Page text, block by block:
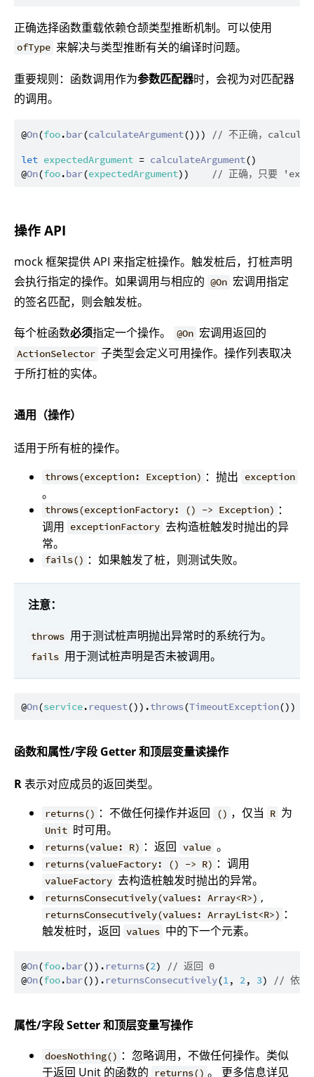
正确选择函数重载依赖仓颉类型推断机制。可以使用
ofType 来解决与类型推断有关的编译时问题。
重要规则：函数调用作为参数匹配器时，会视为对匹配器
的调用。
@On(foo.bar(calculateArgument()))
// 不正确，
let expectedArgument = calculateArgument()
@On(foo.bar(expectedArgument)) // 正确，只要
操作 API
mock 框架提供 API 来指定桩操作。触发桩后，打桩声明
会执行指定的操作。如果调用与相应的 @On 宏调用指定
的签名匹配，则会触发桩。
每个桩函数必须指定一个操作。 @On 宏调用返回的
ActionSelector 子类型会定义可用操作。操作列表取决
于所打桩的实体。
通用（操作）
适用于所有桩的操作。
throws(exception: Exception) ：抛出 exception
。
throws(exceptionFactory: () -> Exception) ：
调用 exceptionFactory 去构造桩触发时抛出的异
常。
fails() ：如果触发了桩，则测试失败。
注意：
throws 用于测试桩声明抛出异常时的系统行为。
fails 用于测试桩声明是否未被调用。
@On(service. request()).throws(TimeoutException
函数和属性/字段 Getter 和顶层变量读操作
R表示对应成员的返回类型。
returns() ：不做任何操作并返回 () ，仅当 R 为
Unit 时可用。
returns(value: R) ：返回 value 。
returns(valueFactory: () -> R) ：调用
valueFactory 去构造桩触发时抛出的异常。
returnsConsecutively(values: Array<R>) ,
returnsConsecutively(values: ArrayList<R>) ：
触发桩时，返回 values 中的下一个元素。
@On(foo.bar()). returns(2)
// 返回 0
@On(foo.bar()). returnsConsecutively(1, 2, 3) // 依次
属性/字段 Setter 和顶层变量写操作
doesNothing() ：忽略调用，不做任何操作。类似
于返回 Unit 的函数的
returns() 。 更多信息详见